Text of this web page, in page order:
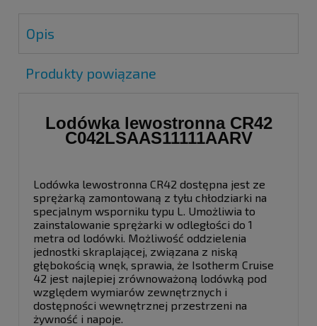
Opis
Produkty powiązane
Lodówka lewostronna CR42
C042LSAAS11111AARV
Lodówka lewostronna CR42 dostępna jest ze
sprężarką zamontowaną z tyłu chłodziarki na
specjalnym wsporniku typu L. Umożliwia to
zainstalowanie sprężarki w odległości do 1
metra od lodówki. Możliwość oddzielenia
jednostki skraplającej, związana z niską
głębokością wnęk, sprawia, że Isotherm Cruise
42 jest najlepiej zrównoważoną lodówką pod
względem wymiarów zewnętrznych i
dostępności wewnętrznej przestrzeni na
żywność i napoje.